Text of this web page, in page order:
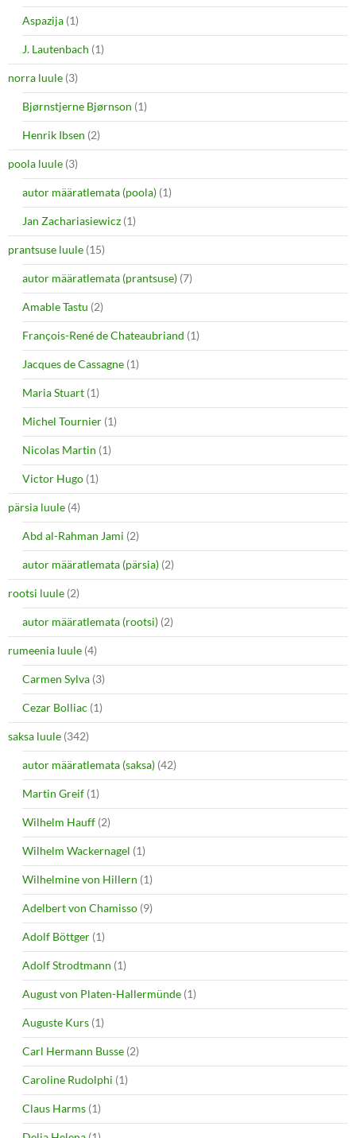
Aspazija (1)
J. Lautenbach (1)
norra luule (3)
Bjørnstjerne Bjørnson (1)
Henrik Ibsen (2)
poola luule (3)
autor määratlemata (poola) (1)
Jan Zachariasiewicz (1)
prantsuse luule (15)
autor määratlemata (prantsuse) (7)
Amable Tastu (2)
François-René de Chateaubriand (1)
Jacques de Cassagne (1)
Maria Stuart (1)
Michel Tournier (1)
Nicolas Martin (1)
Victor Hugo (1)
pärsia luule (4)
Abd al-Rahman Jami (2)
autor määratlemata (pärsia) (2)
rootsi luule (2)
autor määratlemata (rootsi) (2)
rumeenia luule (4)
Carmen Sylva (3)
Cezar Bolliac (1)
saksa luule (342)
autor määratlemata (saksa) (42)
Martin Greif (1)
Wilhelm Hauff (2)
Wilhelm Wackernagel (1)
Wilhelmine von Hillern (1)
Adelbert von Chamisso (9)
Adolf Böttger (1)
Adolf Strodtmann (1)
August von Platen-Hallermünde (1)
Auguste Kurs (1)
Carl Hermann Busse (2)
Caroline Rudolphi (1)
Claus Harms (1)